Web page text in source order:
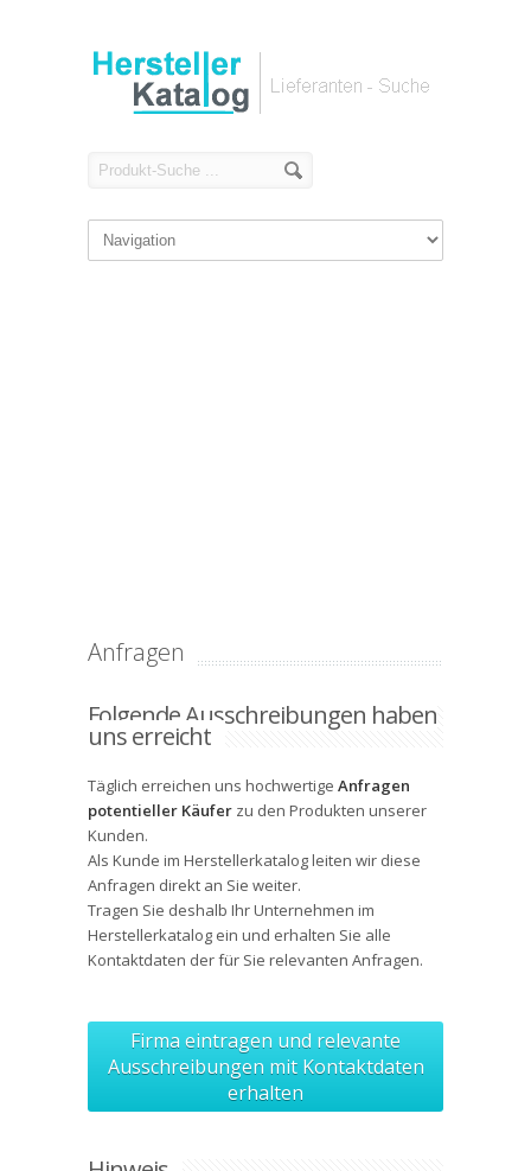
Anfragen
Folgende Ausschreibungen haben
uns erreicht
Täglich erreichen uns hochwertige Anfragen
potentieller Käufer zu den Produkten unserer
Kunden.
Als Kunde im Herstellerkatalog leiten wir diese
Anfragen direkt an Sie weiter.
Tragen Sie deshalb Ihr Unternehmen im
Herstellerkatalog ein und erhalten Sie alle
Kontaktdaten der für Sie relevanten Anfragen.
Firma eintragen und relevante
Ausschreibungen mit Kontaktdaten
erhalten